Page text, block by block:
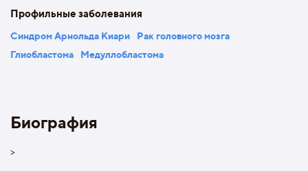
Профильные заболевания
Синдром Арнольда Киари
Рак головного мозга
Глиобластома
Медуллобластома
Биография
>